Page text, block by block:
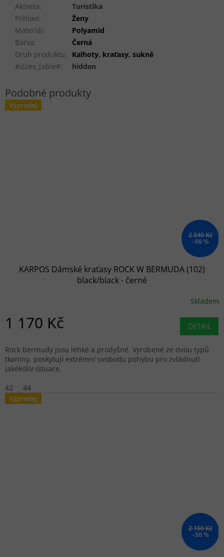
Aktivita:
Turistika
Pohlaví:
Ženy
Materiál:
Polyamid
Barva:
Černá
Druh produktu:
Kalhoty, kraťasy, sukně
#sizes_table#: hidden
Výprodej
2 340 Kč
–50 %
KARPOS Dámské kraťasy ROCK W BERMUDA (102)
black/black - černé
Skladem
1 170 Kč DETAIL
Rock bermudy jsou lehké a prodyšné. Vyrobené ze dvou typů
tkaniny, poskytují extrémní svobodu pohybu pro zvládnutí
jakékoliv situace.
42
44
Výprodej
2 150 Kč
–50 %